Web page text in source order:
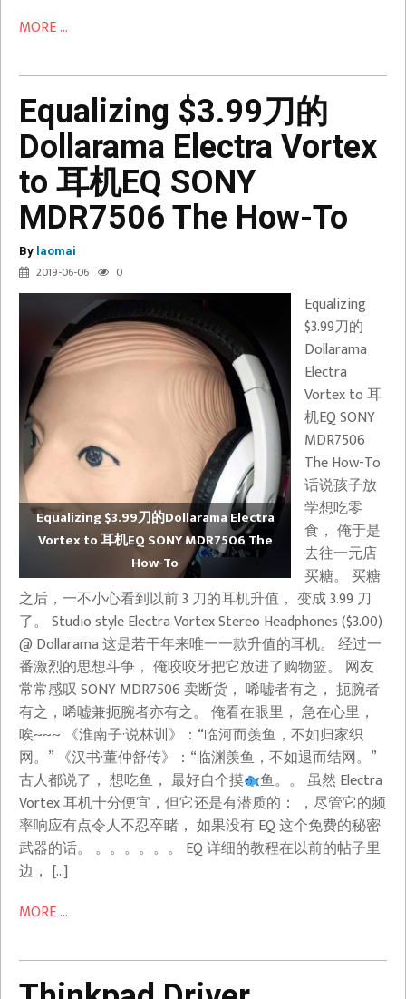
MORE ...
Equalizing $3.99刀的
Dollarama Electra Vortex
to 耳机EQ SONY
MDR7506 The How-To
By laomai
2019-06-06 0
Equalizing $3.99刀的Dollarama Electra
Vortex to 耳机EQ SONY MDR7506 The
How-To
Equalizing
$3.99刀的
Dollarama
Electra
Vortex to 耳
机EQ SONY
MDR7506
The How-To
话说孩子放
学想吃零
食， 俺于是
去往一元店
买糖。 买糖
之后，一不小心看到以前 3 刀的耳机升值， 变成 3.99 刀
了。 Studio style Electra Vortex Stereo Headphones ($3.00)
@ Dollarama 这是若干年来唯一一款升值的耳机。 经过一
番激烈的思想斗争， 俺咬咬牙把它放进了购物篮。 网友
常常感叹 SONY MDR7506 卖断货， 唏嘘者有之， 扼腕者
有之，唏嘘兼扼腕者亦有之。 俺看在眼里， 急在心里，
唉~~~ 《淮南子·说林训》：“临河而羡鱼，不如归家织
网。” 《汉书·董仲舒传》：“临渊羡鱼，不如退而结网。”
古人都说了， 想吃鱼， 最好自个摸
鱼。。 虽然 Electra
Vortex 耳机十分便宜，但它还是有潜质的： ，尽管它的频
率响应有点令人不忍卒睹， 如果没有 EQ 这个免费的秘密
武器的话。 。。。。。。 EQ 详细的教程在以前的帖子里
边， […]
MORE ...